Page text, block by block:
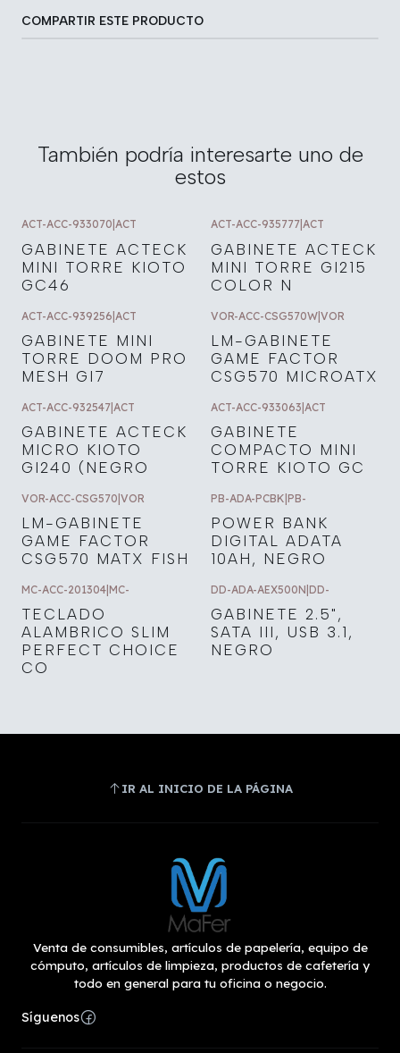
COMPARTIR ESTE PRODUCTO
También podría interesarte uno de
estos
ACT-ACC-933070 ACT
GABINETE ACTECK
MINI TORRE KIOTO
GC46
ACT-ACC-935777 ACT
GABINETE ACTECK
MINI TORRE GI215
COLOR N
ACT-ACC-939256|ACT
GABINETE MINI
TORRE DOOM PRO
MESH GI7
VOR-ACC-CSG570W|VOR
LM-GABINETE
GAME FACTOR
CSG570 MICROATX
ACT-ACC-932547 ACT
GABINETE ACTECK
MICRO KIOTO
GI240 (NEGRO
ACT-ACC-933063 ACT
GABINETE
COMPACTO MINI
TORRE KIOTO GC
VOR-ACC-CSG570 VOR
LM-GABINETE
GAME FACTOR
CSG570 MATX FISH
PB-ADA-PCBK PB-
POWER BANK
DIGITAL ADATA
10AH, NEGRO
MC-ACC-201304 MC-
TECLADO
ALAMBRICO SLIM
PERFECT CHOICE
CO
DD-ADA-AEX500N DD-
GABINETE 2.5",
SATA III, USB 3.1,
NEGRO
IR AL INICIO DE LA PÁGINA
Venta de consumibles, artículos de papelería, equipo de
cómputo, artículos de limpieza, productos de cafetería y
todo en general para tu oficina o negocio.
Síguenos